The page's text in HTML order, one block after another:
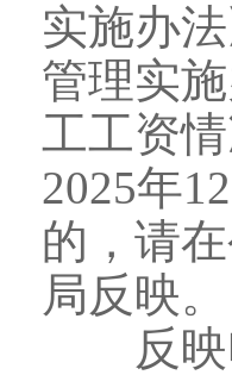
实施办
管理实
工工资
2025年
的，请
局反映。
反映电